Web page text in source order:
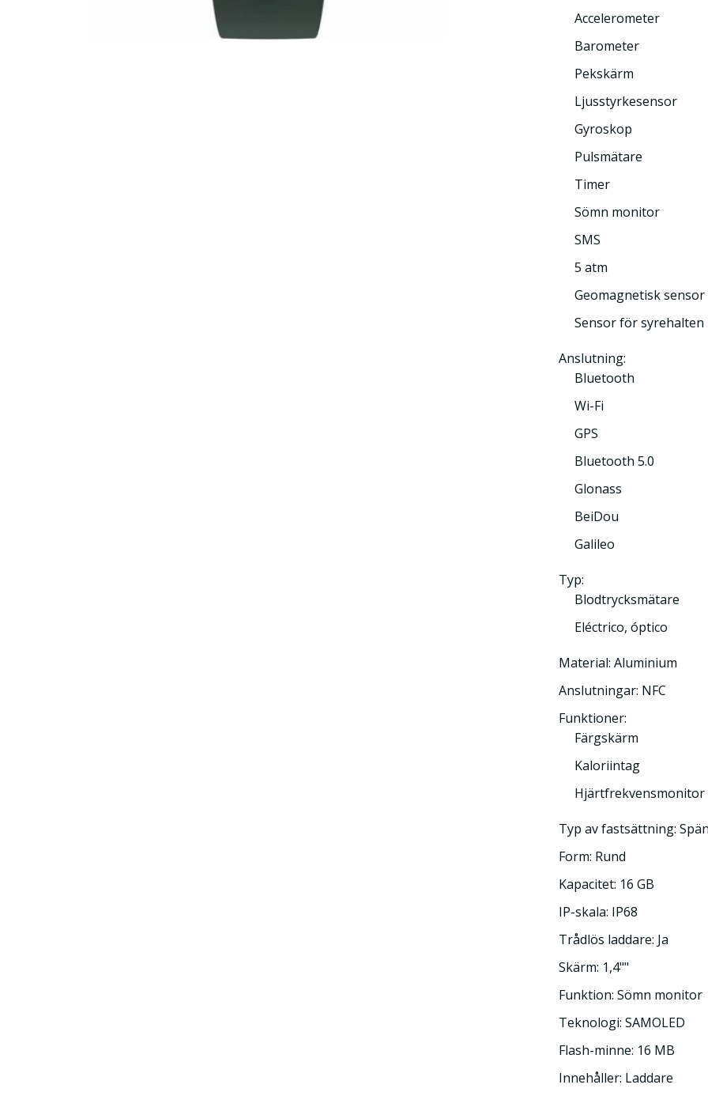
Accelerometer
Barometer
Pekskärm
Ljusstyrkesensor
Gyroskop
Pulsmätare
Timer
Sömn monitor
SMS
5 atm
Geomagnetisk sensor
Sensor för syrehalten
Anslutning:
Bluetooth
Wi-Fi
GPS
Bluetooth 5.0
Glonass
BeiDou
Galileo
Typ:
Blodtrycksmätare
Eléctrico, óptico
Material: Aluminium
Anslutningar: NFC
Funktioner:
Färgskärm
Kaloriintag
Hjärtfrekvensmonitor
Typ av fastsättning:
Form: Rund
Kapacitet: 16 GB
IP-skala: IP68
Trådlös laddare: Ja
Skärm: 1,4""
Funktion: Sömn monitor
Teknologi: SAMOLED
Flash-minne: 16 MB
Innehåller: Laddare